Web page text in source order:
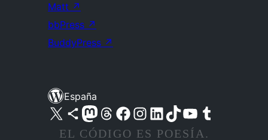
Matt ↗
bbPress ↗
BuddyPress ↗
España
Visita nuestra cuenta de X (anteriormente Twitter)
Visita nuestra cuenta de Bluesky
Visita nuestra cuenta de Mastodon
Visita nuestra cuenta de Threads
Visita nuestra página de Facebook
Visita nuestra cuenta de Instagram
Visita nuestra cuenta de LinkedIn
Visita nuestra cuenta de TikTok
Visita nuestro canal de YouTube
Visita nuestra cuenta de Tumblr
EL CÓDIGO ES POESÍA.